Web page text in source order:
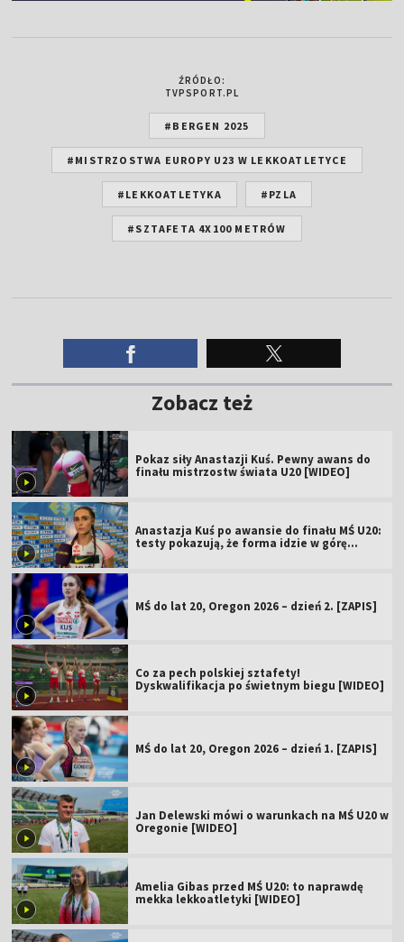
ŹRÓDŁO:
TVPSPORT.PL
#BERGEN 2025
#MISTRZOSTWA EUROPY U23 W LEKKOATLETYCE
#LEKKOATLETYKA #PZLA
#SZTAFETA 4X100 METRÓW
Zobacz też
Pokaz siły Anastazji Kuś. Pewny awans do
finału mistrzostw świata U20 [WIDEO]
Anastazja Kuś po awansie do finału MŚ U20:
testy pokazują, że forma idzie w górę
MŚ do lat 20, Oregon 2026 – dzień 2. [ZAPIS]
Co za pech polskiej sztafety!
Dyskwalifikacja po świetnym biegu [WIDEO]
MŚ do lat 20, Oregon 2026 – dzień 1. [ZAPIS]
Jan Delewski mówi o warunkach na MŚ U20 w
Oregonie [WIDEO]
Amelia Gibas przed MŚ U20: to naprawdę
mekka lekkoatletyki [WIDEO]